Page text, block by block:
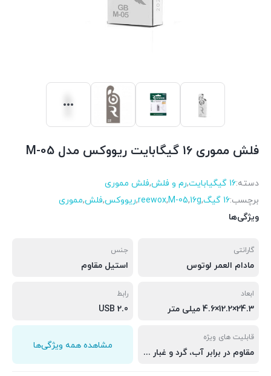
فلش مموری 16 گیگابایت ریووکس مدل M-05
دسته:16 گیگیابایت ,رم و فلش,فلش مموری
برچسب:16 گیگ ,
16g
,
M-05
,
reewox
,ریووکس,فلش,مموری
ویژگی‌ها
گارانتی
مادام العمر لوتوس
جنس
استیل مقاوم
ابعاد
24.3×12.2×4.6 میلی متر
رابط
USB 2.0
قابلیت های ویژه
مقاوم در برابر آب، گرد و غبار و لرزش، امکان بازیابی فایل های پاک شده، مانند عکس های دیجیتال، اسناد، موسیقی و فیلم ها
مشاهده همه ویژگی‌ها